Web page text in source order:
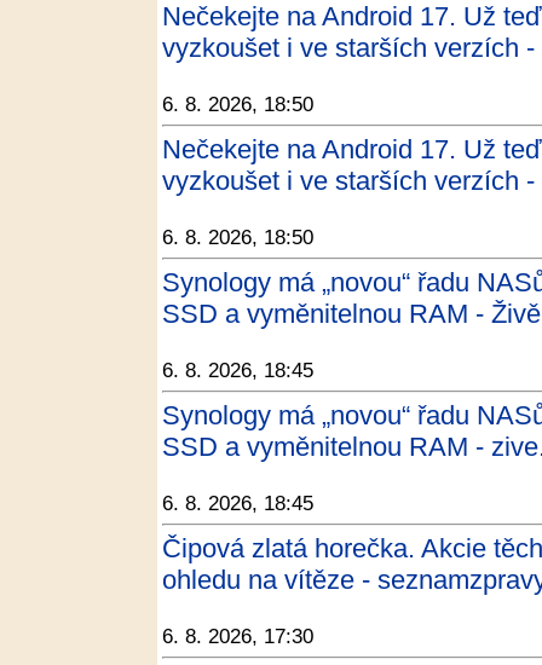
Nečekejte na Android 17. Už
vyzkoušet i ve starších verzích
6. 8. 2026, 18:50
Nečekejte na Android 17. Už
vyzkoušet i ve starších verzích
6. 8. 2026, 18:50
Synology má „novou“ řadu
SSD a vyměnitelnou RAM -
6. 8. 2026, 18:45
Synology má „novou“ řadu
SSD a vyměnitelnou RAM -
6. 8. 2026, 18:45
Čipová zlatá horečka. Akcie
ohledu na vítěze -
6. 8. 2026, 17:30